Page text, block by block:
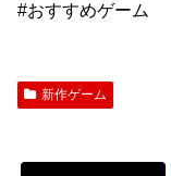
#おすすめゲーム
新作ゲーム